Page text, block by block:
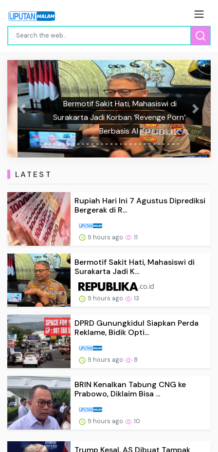
Bermotif Sakit Hati, Mahasiswi di
Surakarta Jadi Korban ‘Revenge Porn’
Berbasis AI
Previous Next
LATEST
Rupiah Hari Ini 7 Agustus Diprediksi
Bergerak di R...
9 hours ago 11
Bermotif Sakit Hati, Mahasiswi di
Surakarta Jadi K...
9 hours ago 13
DPRD Gunungkidul Siapkan Perda
Reklame, Bidik Opti...
9 hours ago 8
BRIN Kenalkan Tabung CNG ke
Prabowo, Diklaim Bisa ...
9 hours ago 10
Trump Kesal, AS Dibuat Tampak